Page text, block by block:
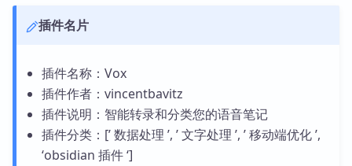
插件名片
插件名称：Vox
插件作者：vincentbavitz
插件说明：智能转录和分类您的语音笔记
插件分类：[’ 数据处理 ’, ’ 文字处理 ’, ’ 移动端优化 ’,
‘obsidian 插件 ‘]